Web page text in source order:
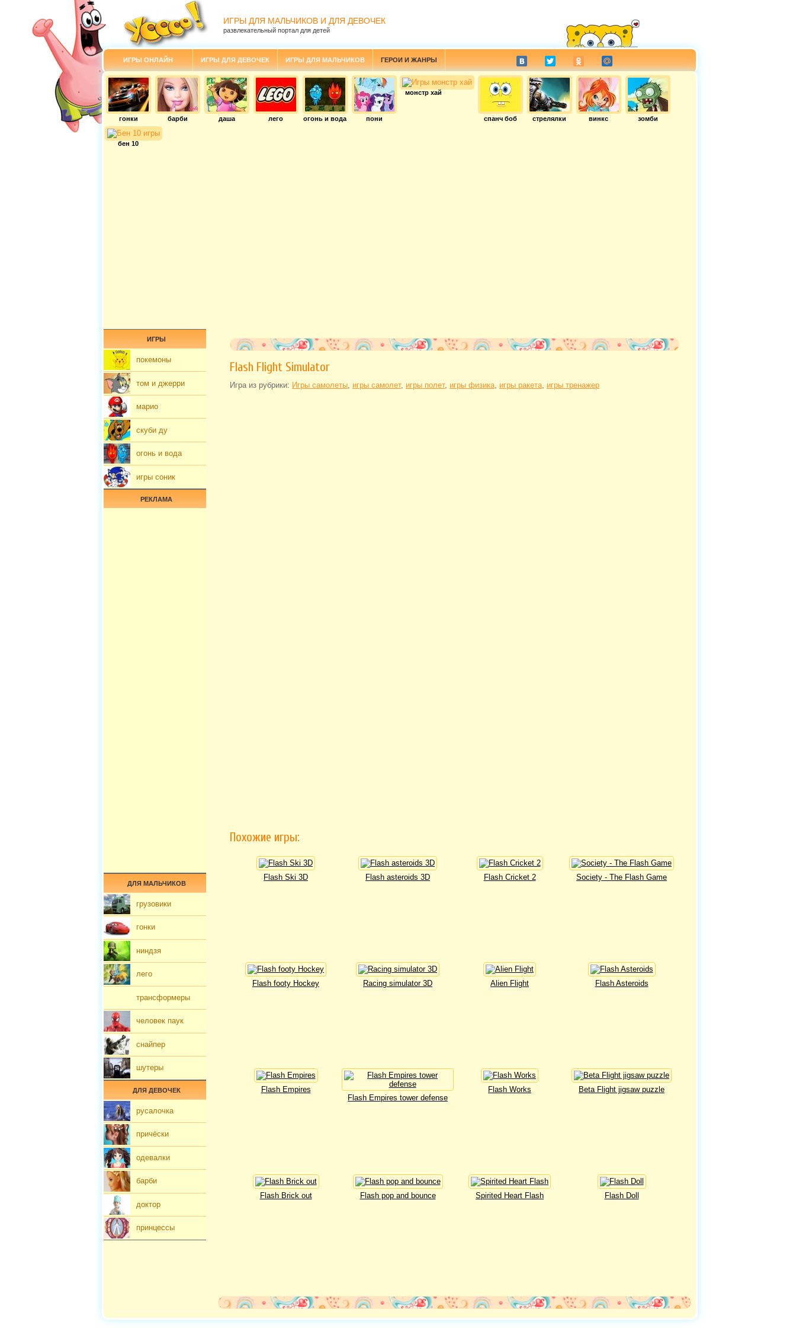
ИГРЫ ДЛЯ МАЛЬЧИКОВ И ДЛЯ ДЕВОЧЕК
развлекательный портал для детей
ИГРЫ ОНЛАЙН ИГРЫ ДЛЯ ДЕВОЧЕК ИГРЫ ДЛЯ МАЛЬЧИКОВ ГЕРОИ И ЖАНРЫ
гонки барби даша лего огонь и вода пони
монстр хай
спанч боб стрелялки винкс зомби
бен 10
Flash Flight Simulator
Игра из рубрики: Игры самолеты, игры самолет, игры полет, игры физика, игры ракета, игры тренажер
Похожие игры:
Flash Ski 3D Flash asteroids 3D Flash Cricket 2 Society - The Flash Game
Flash footy Hockey Racing simulator 3D Alien Flight Flash Asteroids
Flash Empires
Flash Empires tower defense
Flash Works Beta Flight jigsaw puzzle
Flash Brick out Flash pop and bounce Spirited Heart Flash Flash Doll
ИГРЫ
покемоны
том и джерри
марио
скуби ду
огонь и вода
игры соник
РЕКЛАМА
ДЛЯ МАЛЬЧИКОВ
грузовики
гонки
ниндзя
лего
трансформеры
человек паук
снайпер
шутеры
ДЛЯ ДЕВОЧЕК
русалочка
причёски
одевалки
барби
доктор
принцессы